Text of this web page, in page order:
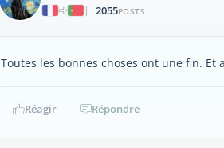
|
2055POSTS
Toutes les bonnes choses ont une fin. Et
Réagir Répondre